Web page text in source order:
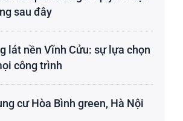
sau đây
lát nền Vĩnh Cửu: sự lựa chọn
công trình
cư Hòa Bình green, Hà Nội